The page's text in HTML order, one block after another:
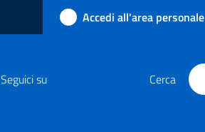
Accedi all'area personale
Seguici su Cerca